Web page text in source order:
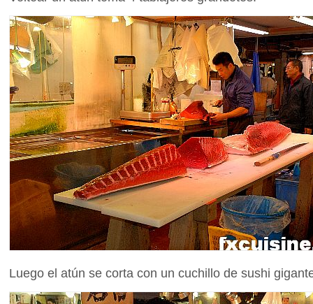
Luego el atún se corta con un cuchillo de sushi